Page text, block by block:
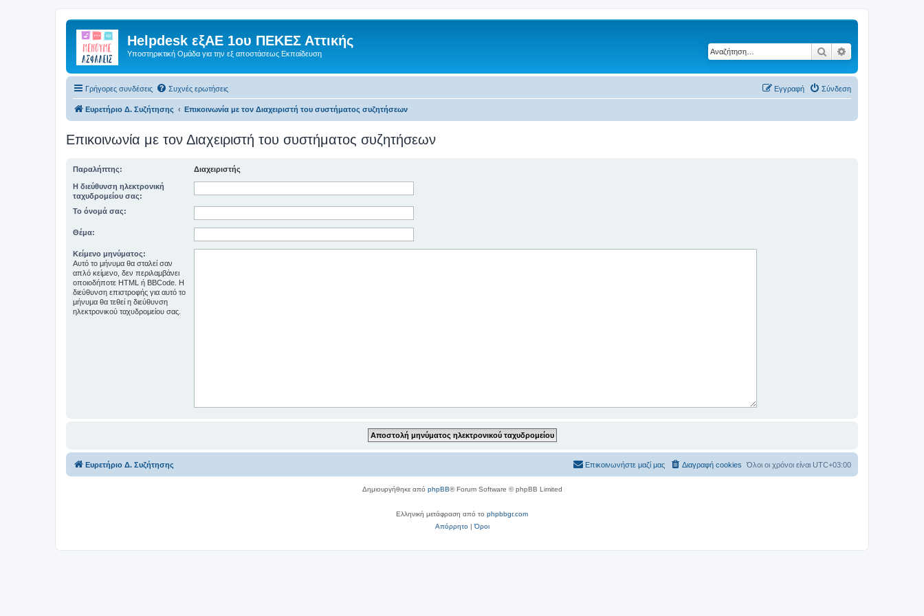
Helpdesk εξΑΕ 1ου ΠΕΚΕΣ Αττικής
Υποστηρικτική Ομάδα για την εξ αποστάσεως Εκπαίδευση Αναζήτηση
Γρήγορες συνδέσεις Συχνές ερωτήσεις Σύνδεση
Εγγραφή
Ευρετήριο Δ. Συζήτησης Επικοινωνία με τον Διαχειριστή του συστήματος συζητήσεων
Επικοινωνία με τον Διαχειριστή του συστήματος συζητήσεων
Παραλήπτης: Διαχειριστής
Η διεύθυνση ηλεκτρονική
ταχυδρομείου σας:
Το όνομά σας:
Θέμα:
Κείμενο μηνύματος:
Αυτό το μήνυμα θα σταλεί σαν
απλό κείμενο, δεν περιλαμβάνει
οποιοδήποτε HTML ή BBCode. Η
διεύθυνση επιστροφής για αυτό το
μήνυμα θα τεθεί η διεύθυνση
ηλεκτρονικού ταχυδρομείου σας.
Ευρετήριο Δ. Συζήτησης Όλοι οι χρόνοι είναι UTC+03:00
Διαγραφή cookies
Επικοινωνήστε μαζί μας
Δημιουργήθηκε από phpBB® Forum Software © phpBB Limited
Ελληνική μετάφραση από το phpbbgr.com
Απόρρητο|Όροι